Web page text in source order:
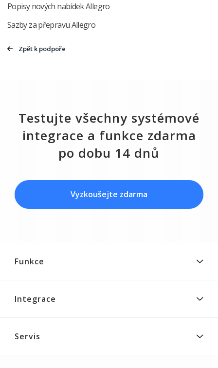
Popisy nových nabídek Allegro
Sazby za přepravu Allegro
Zpět k podpoře
Testujte všechny systémové
integrace a funkce zdarma
po dobu 14 dnů
Vyzkoušejte zdarma
Funkce
Integrace
Servis